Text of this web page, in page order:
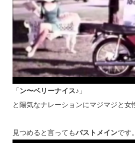
「 ン〜ベリーナイス♪ 」
と陽気なナレーションにマジマジと女
見つめると言ってもバストメインです。